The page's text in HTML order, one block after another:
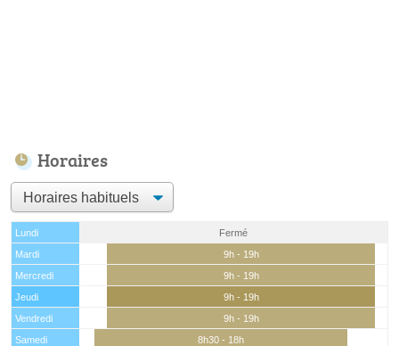
Horaires
Lundi
Fermé
Mardi
9h - 19h
Mercredi
9h - 19h
Jeudi
9h - 19h
Vendredi
9h - 19h
Samedi
8h30 - 18h